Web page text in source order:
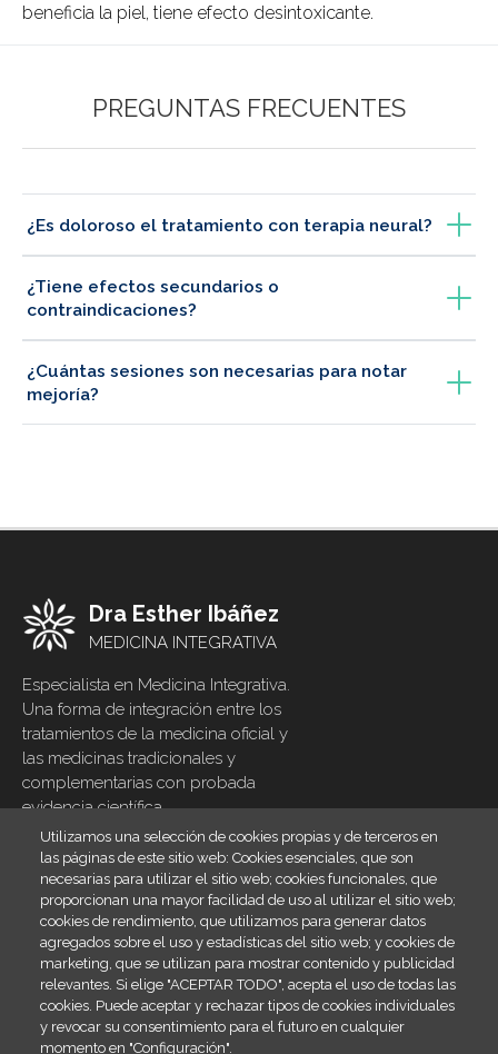
beneficia la piel, tiene efecto desintoxicante.
PREGUNTAS FRECUENTES
¿Es doloroso el tratamiento con terapia neural?
¿Tiene efectos secundarios o
contraindicaciones?
¿Cuántas sesiones son necesarias para notar
mejoría?
Dra Esther Ibáñez
MEDICINA INTEGRATIVA
Especialista en Medicina Integrativa.
Una forma de integración entre los
tratamientos de la medicina oficial y
las medicinas tradicionales y
complementarias con probada
evidencia científica
Footer
menu
Inicio
Blog
Contacto
Legal
Política de cookies
SiteMap
Utilizamos una selección de cookies propias y de terceros en
las páginas de este sitio web: Cookies esenciales, que son
necesarias para utilizar el sitio web; cookies funcionales, que
proporcionan una mayor facilidad de uso al utilizar el sitio web;
cookies de rendimiento, que utilizamos para generar datos
agregados sobre el uso y estadísticas del sitio web; y cookies de
marketing, que se utilizan para mostrar contenido y publicidad
relevantes. Si elige "ACEPTAR TODO", acepta el uso de todas las
cookies. Puede aceptar y rechazar tipos de cookies individuales
y revocar su consentimiento para el futuro en cualquier
momento en "Configuración".